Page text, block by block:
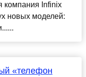
компания Infinix
новых моделей:
«телефон